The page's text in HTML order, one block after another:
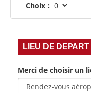
Choix :
LIEU DE DEPART
Merci de choisir un